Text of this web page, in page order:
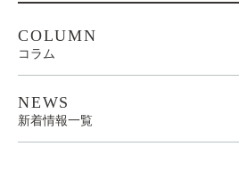
COLUMN
コラム
NEWS
新着情報一覧